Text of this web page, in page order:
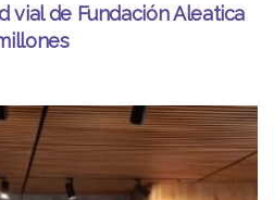
vial de Fundación Aleatica